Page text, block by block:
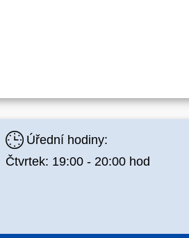
Úřední hodiny:
Čtvrtek: 19:00 - 20:00 hod